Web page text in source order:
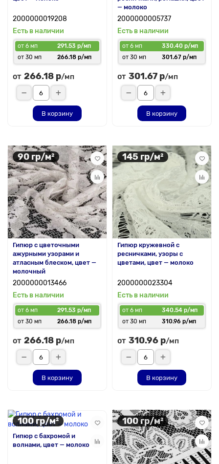
2000000019208
Есть в наличии
от 6 мп
291.53 р/мп
от 30 мп
266.18 р/мп
от 266.18 р/мп
В корзину
— молоко
2000000005737
Есть в наличии
от 6 мп
330.40 р/мп
от 30 мп
301.67 р/мп
от 301.67 р/мп
В корзину
90 гр/м²
Гипюр с цветочными
ажурными узорами и
атласным блеском, цвет —
молочный
2000000013466
Есть в наличии
от 6 мп
291.53 р/мп
от 30 мп
266.18 р/мп
от 266.18 р/мп
В корзину
145 гр/м²
Гипюр кружевной с
ресничками, узоры с
цветами, цвет — молоко
2000000023304
Есть в наличии
от 6 мп
340.54 р/мп
от 30 мп
310.96 р/мп
от 310.96 р/мп
В корзину
100 гр/м²
Гипюр с бахромой и
волнами, цвет — молоко
100 гр/м²